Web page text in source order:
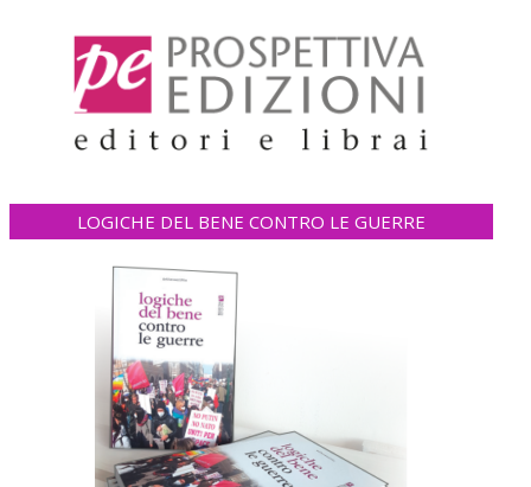
LOGICHE DEL BENE CONTRO LE GUERRE